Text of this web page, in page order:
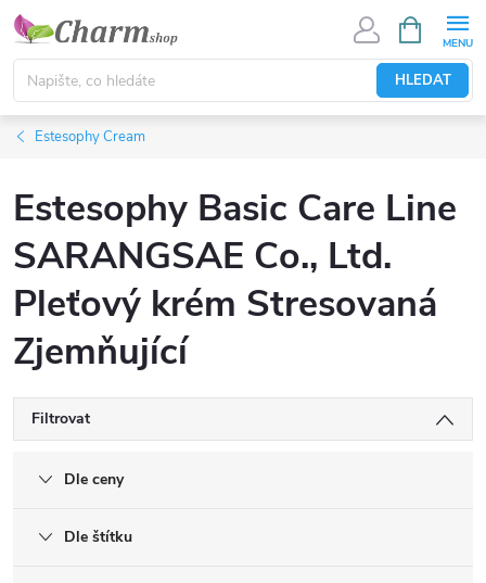
Přejít
obsah
HLEDAT
NÁKUPNÍ
KOŠÍK
Estesophy Cream
Estesophy Basic Care Line
SARANGSAE Co., Ltd.
Pleťový krém Stresovaná
Zjemňující
Filtrovat
Dle ceny
Dle štítku